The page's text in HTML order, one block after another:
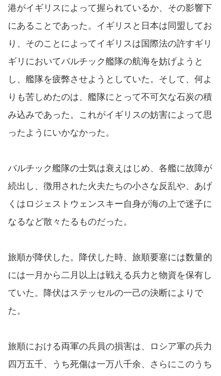
港がイギリスによって握られているか、その影響下
にあることであった。イギリスと日本は同盟してお
り、そのことによってイギリスは国際法の許すギリ
ギリにおいてバルチック艦隊の航海を妨げようと
し、艦隊を疲弊させようとしていた。そして、何よ
りも苦しめたのは、艦隊にとって不可欠な石炭の積
み込みであった。これがイギリスの妨害によって思
ったようにいかなかった。
バルチック艦隊の士気は衰えはじめ、各艦に故障が
続出し、徴用された火夫たちの小さな反乱や、あげ
くはロジェストウェンスキー自身が海の上で迷子に
なるなど散々たるものだった。
旅順が降伏した。降伏した時、旅順要塞には数量的
には一月から二月以上は戦える兵力と物資を保有し
ていた。降伏はステッセルの一己の決断によりで
た。
旅順における両軍の兵員の損害は、ロシア軍の兵力
四万五千、うち死傷は一万八千余、さらにこのうち